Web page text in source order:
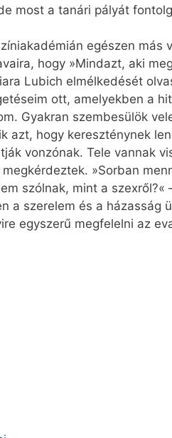
most a tanári pályát
egészen
hogy »Mindazt, aki
Lubich elmélkedését
ott, amelyekben a
Gyakran szembesülök
azt, hogy kereszténynek
vonzónak. Tele vannak
»Sorban
szólnak, mint a
a szerelem és a házasság
egyszerű megfelelni az